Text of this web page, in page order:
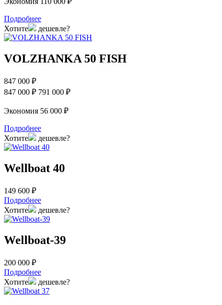
Подробнее
Хотите
дешевле?
VOLZHANKA 50 FISH
847 000 ₽
847 000 ₽ 791 000 ₽
Экономия 56 000 ₽
Подробнее
Хотите
дешевле?
Wellboat 40
149 600 ₽
Подробнее
Хотите
дешевле?
Wellboat-39
200 000 ₽
Подробнее
Хотите
дешевле?